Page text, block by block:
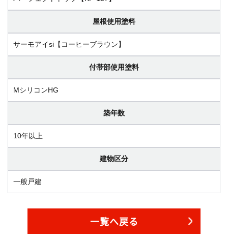
屋根使用塗料
サーモアイsi【コーヒーブラウン】
付帯部使用塗料
MシリコンHG
築年数
10年以上
建物区分
一般戸建
一覧へ戻る